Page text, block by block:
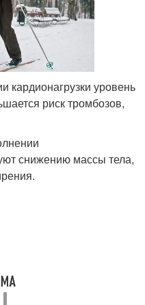
кардионагрузки уровень
риск тромбозов,
снижению массы тела,